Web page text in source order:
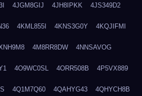
4JGM8GIJ 4JH8IPKK 4JS349D2
4KML855I 4KNS3G0Y 4KQJIFMI
4M8RR8DW 4NNSAVOG
4O9WC0SL 4ORR508B 4P5VX889
4Q1M7Q60 4QAHYG43 4QHYCH8B